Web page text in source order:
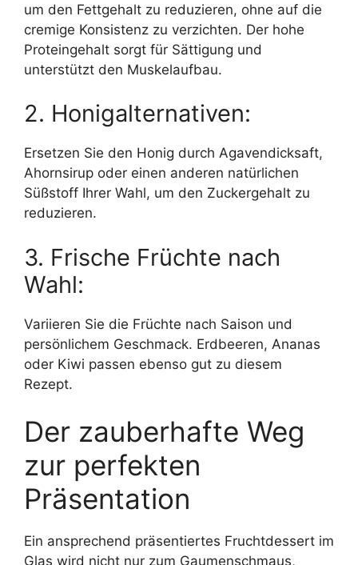
um den Fettgehalt zu reduzieren, ohne auf die
cremige Konsistenz zu verzichten. Der hohe
Proteingehalt sorgt für Sättigung und
unterstützt den Muskelaufbau.
2. Honigalternativen:
Ersetzen Sie den Honig durch Agavendicksaft,
Ahornsirup oder einen anderen natürlichen
Süßstoff Ihrer Wahl, um den Zuckergehalt zu
reduzieren.
3. Frische Früchte nach
Wahl:
Variieren Sie die Früchte nach Saison und
persönlichem Geschmack. Erdbeeren, Ananas
oder Kiwi passen ebenso gut zu diesem
Rezept.
Der zauberhafte Weg
zur perfekten
Präsentation
Ein ansprechend präsentiertes Fruchtdessert im
Glas wird nicht nur zum Gaumenschmaus,